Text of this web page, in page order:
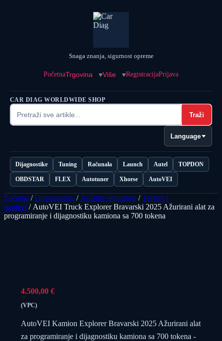
Snaga znanja, sigurnost opreme
PočetnaTrgovina Više RegistracijaPrijava
CAR DIAG WORLDWIDE SHOP
Traži
Language
Dijagnostike Tuning Računala Launch Autel TOPDON
OBDSTAR FLEX Autotuner Xhorse AutoVEI
Početna /Dijagnostike / AdBlue emulatori /Teretni i
strojevi / AutoVEI Truck Explorer Bravarski 2025 Ažurirani alat za
programiranje i dijagnostiku kamiona sa 700 tokena
4.500,00 €
(VPC)
AutoVEI Kamion Explorer Bravarski 2025 Ažurirani alat
za programiranje i dijagnostiku kamiona sa 700 tokena -